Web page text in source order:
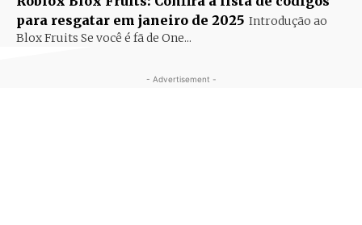
para resgatar em janeiro de 2025 Introdução ao
Blox Fruits Se você é fã de One...
- Advertisement -